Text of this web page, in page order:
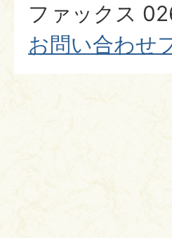
ファックス
お問い合わせ